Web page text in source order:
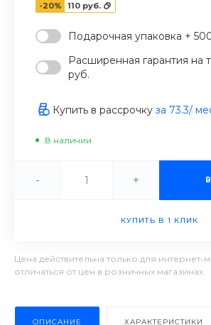
-20% 110 руб.
Подарочная упаковка +
Расширенная гарантия на
руб.
Купить в рассрочку за 73.3/
В наличии
- +
КУПИТЬ В 1 КЛИК
Цена действительна только для интернет-
отличаться от цен в розничных магазинах
ОПИСАНИЕ ХАРАКТЕРИСТИКИ